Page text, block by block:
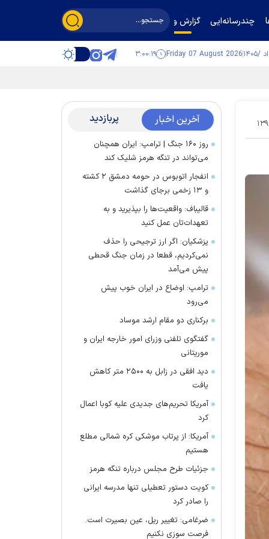
چندرسانه‌ایی گزارش و گفت‌وگو
Friday 07 August 2026 ۳:۰۰:۲۰
۰۸ آخرین اخبار پربازدید
روز ۱۶۰ جنگ | ترامپ: ایران همچنان
می‌تواند در تنگه هرمز شلیک کند
انفجار اتوبوس در حومه دمشق ۲ کشته
و ۱۳ زخمی برجای گذاشت
قالیباف: واقعیت‌ها را بپذیرید و به
تعهدات‌تان عمل کنید
پزشکیان: اگر ارز ترجیحی را حذف
نمی‌کردیم، قطعا در زمان جنگ قحطی
پیش می‌آمد
ترامپ: اوضاع در ایران خوب پیش
می‌رود
برکناری دو مقام ارشد موساد
گفتگوی تلفنی وزرای امور خارجه ایران و
موریتانی
دید افقی در زابل به ۲۵۰۰ متر کاهش
یافت
آمریکا تحریم‌های جدیدی علیه کوبا اعمال
کرد
آمریکا: از پرتاب موشکی کره شمالی مطلع
هستیم
جزئیات طرح مجلس درباره تنگه هرمز
کویت دستور تعطیلی تنها مدرسه ایرانی
را صادر کرد
ضرغامی: تغییر ریل، عین بصیرت است.
فرصت سوزی نکنیم